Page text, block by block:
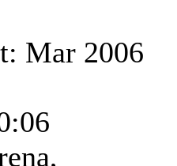
Mar 2006